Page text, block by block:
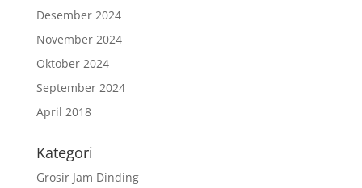
Desember 2024
November 2024
Oktober 2024
September 2024
April 2018
Kategori
Grosir Jam Dinding